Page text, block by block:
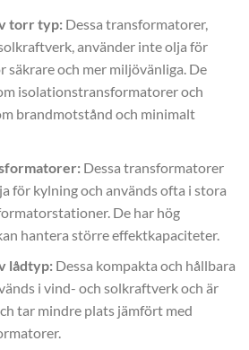
torr typ:Dessa transformatorer,
använder inte olja för
säkrare och mer miljövänliga. De
isolationstransformatorer och
brandmotstånd och minimalt
Dessa transformatorer
för kylning och används ofta i stora
De har hög
hantera större effektkapaciteter.
lådtyp:Dessa kompakta och hållbara
i vind- och solkraftverk och är
tar mindre plats jämfört med